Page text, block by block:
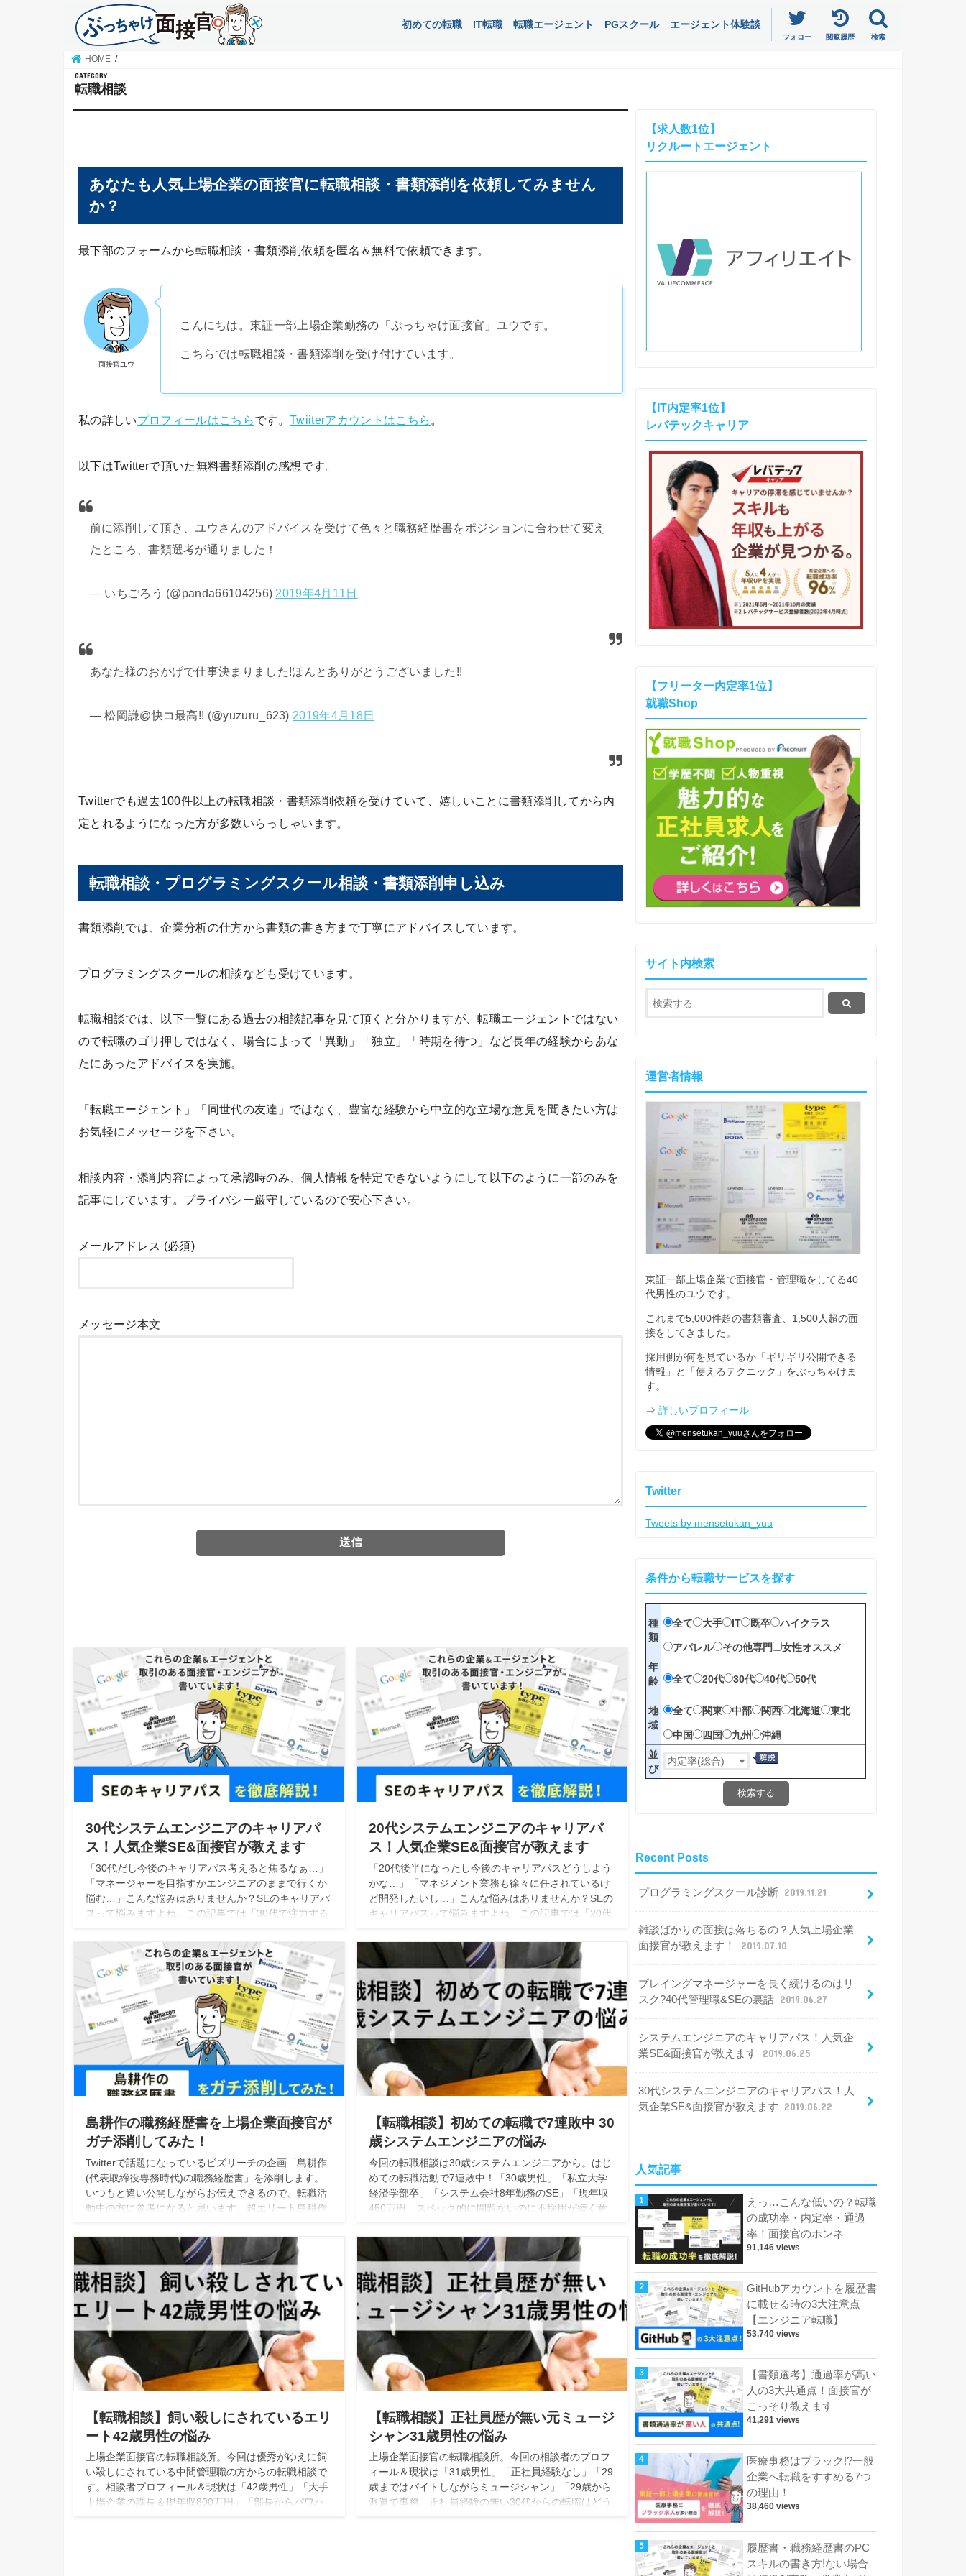
初めての転職 IT転職 転職エージェント PGスクール エージェント体験談
フォロー 閲覧履歴 検索
HOME
転職相談
あなたも人気上場企業の面接官に転職相談・書類添削を依頼してみません
か？
最下部のフォームから転職相談・書類添削依頼を匿名＆無料で依頼できます。
面接官ユウ
こんにちは。東証一部上場企業勤務の「ぶっちゃけ面接官」ユウです。
こちらでは転職相談・書類添削を受け付けています。
私の詳しいプロフィールはこちらです。 Twiiterアカウントはこちら 。
以下はTwitterで頂いた無料書類添削の感想です。
前に添削して頂き、ユウさんのアドバイスを受けて色々と職務経歴書をポジションに合わせて変え
たところ、書類選考が通りました！
— いちごろう (@panda66104256)2019年4月11日
あなた様のおかげで仕事決まりました!ほんとありがとうございました!!
— 松岡謙@快コ最高!! (@yuzuru_623) 2019年4月18日
Twitterでも過去100件以上の転職相談・書類添削依頼を受けていて、嬉しいことに書類添削してから内
定とれるようになった方が多数いらっしゃいます。
転職相談・プログラミングスクール相談・書類添削申し込み
書類添削では、企業分析の仕方から書類の書き方まで丁寧にアドバイスしています。
プログラミングスクールの相談なども受けています。
転職相談では、以下一覧にある過去の相談記事を見て頂くと分かりますが、転職エージェントではない
ので転職のゴリ押しではなく、場合によって「異動」「独立」「時期を待つ」など長年の経験からあな
たにあったアドバイスを実施。
「転職エージェント」「同世代の友達」ではなく、豊富な経験から中立的な立場な意見を聞きたい方は
お気軽にメッセージを下さい。
相談内容・添削内容によって承認時のみ、個人情報を特定できないようにして以下のように一部のみを
記事にしています。プライバシー厳守しているので安心下さい。
メールアドレス (必須)
メッセージ本文
30代システムエンジニアのキャリアパ
ス！人気企業SE&面接官が教えます
「30代だし今後のキャリアパス考えると焦るなぁ…」
「マネージャーを目指すかエンジニアのままで行くか
悩む…」こんな悩みはありませんか？SEのキャリアパ
スって悩みますよね。この記事では「30代で注力する
がご紹介！
20代システムエンジニアのキャリアパ
ス！人気企業SE&面接官が教えます
「20代後半になったし今後のキャリアパスどうしよう
かな…」「マネジメント業務も徐々に任されているけ
ど開発したいし…」こんな悩みはありませんか？SEの
キャリアパスって悩みますよね。この記事では「20代
SE&面接官がご紹介！
島耕作の職務経歴書を上場企業面接官が
ガチ添削してみた！
Twitterで話題になっているビズリーチの企画「島耕作
(代表取締役専務時代)の職務経歴書」を添削します。
いつもと違い公開しながらお伝えできるので、転職活
動中の方に参考になると思います。超エリート島耕作
転職テクニックを紹介します！
【転職相談】初めての転職で7連敗中 30
歳システムエンジニアの悩み
今回の転職相談は30歳システムエンジニアから。はじ
めての転職活動で7連敗中！「30歳男性」「私立大学
経済学部卒」「システム会社8年勤務のSE」「現年収
450万円」スペック的に問題ないのに不採用が続く意
【転職相談】飼い殺しにされているエリ
ート42歳男性の悩み
上場企業面接官の転職相談所。今回は優秀がゆえに飼
い殺しにされている中間管理職の方からの転職相談で
す。相談者プロフィール＆現状は「42歳男性」「大手
上場企業の課長＆現年収800万円」「部長からパワハ
【転職相談】正社員歴が無い元ミュージ
シャン31歳男性の悩み
上場企業面接官の転職相談所。今回の相談者のプロフ
ィール＆現状は「31歳男性」「正社員経験なし」「29
歳まではバイトしながらミュージシャン」「29歳から
派遣で事務」正社員経験の無い30代からの転職はどう
【求人数1位】
リクルートエージェント
【IT内定率1位】
レバテックキャリア
【フリーター内定率1位】
就職Shop
サイト内検索
運営者情報
東証一部上場企業で面接官・管理職をしてる40
代男性のユウです。
これまで5,000件超の書類審査、1,500人超の面
接をしてきました。
採用側が何を見ているか「ギリギリ公開できる
情報」と「使えるテクニック」をぶっちゃけま
す。
⇒詳しいプロフィール
Twitter
Tweets by mensetukan_yuu
条件から転職サービスを探す
種
類
全て 大手 IT 既卒 ハイクラス
アパレル その他専門
女性オススメ
年
齢
全て 20代 30代 40代 50代
地
域
全て 関東 中部 関西 北海道 東北
中国 四国 九州
沖縄
並
び
検索する
Recent Posts
プログラミングスクール診断 2019.11.21
雑談ばかりの面接は落ちるの？人気上場企業
面接官が教えます！
2019.07.10
プレイングマネージャーを長く続けるのはリ
スク?40代管理職&SEの裏話 2019.06.27
システムエンジニアのキャリアパス！人気企
業SE&面接官が教えます
2019.06.25
30代システムエンジニアのキャリアパス！人
気企業SE&面接官が教えます
2019.06.22
人気記事
えっ…こんな低いの？転職
の成功率・内定率・通過
率！面接官のホンネ
91,146 views
GitHubアカウントを履歴書
に載せる時の3大注意点
【エンジニア転職】
53,740 views
【書類選考】通過率が高い
人の3大共通点！面接官が
こっそり教えます
41,291 views
医療事務はブラック!?一般
企業へ転職をすすめる7つ
の理由！
38,460 views
履歴書・職務経歴書のPC
スキルの書き方!ない場合